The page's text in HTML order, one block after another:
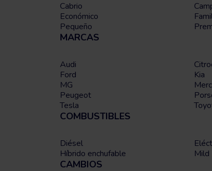
Cabrio
Económico
Pequeño
MARCAS
Audi
Ford
Kia
MG
Peugeot
Tesla
COMBUSTIBLES
Diésel
Híbrido enchufable
Mild
CAMBIOS